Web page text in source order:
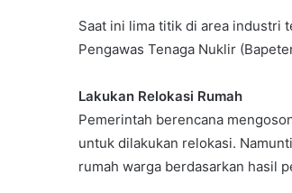
Saat ini lima titik di area industri
Pengawas Tenaga Nuklir
Lakukan Relokasi Rumah
Pemerintah berencana
untuk dilakukan relokasi.
rumah warga berdasarkan hasil